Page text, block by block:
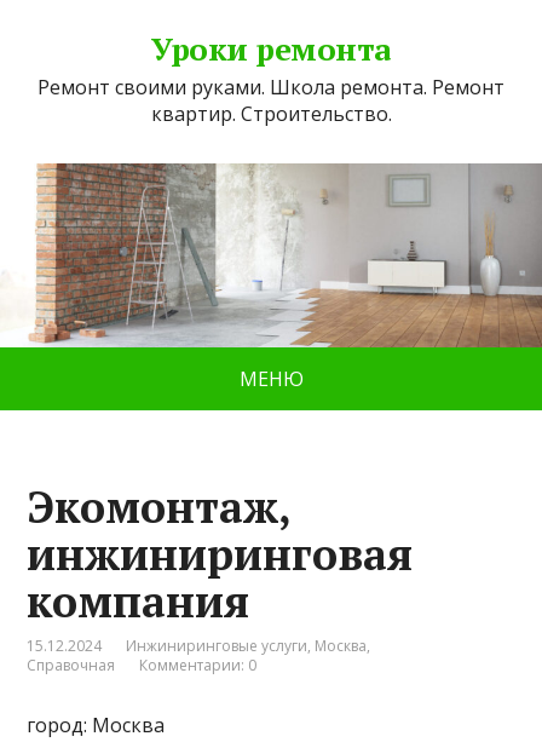
Уроки ремонта
Ремонт своими руками. Школа ремонта. Ремонт
квартир. Строительство.
МЕНЮ
Экомонтаж,
инжиниринговая
компания
15.12.2024 Инжиниринговые услуги, Москва,
Справочная
Комментарии: 0
город: Москва